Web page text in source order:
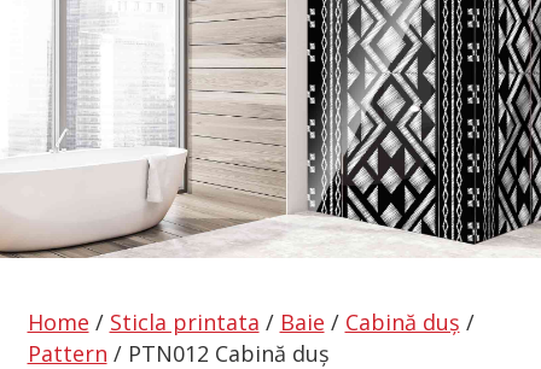
Home / Sticla printata / Baie / Cabină duș /
Pattern / PTN012 Cabină duș